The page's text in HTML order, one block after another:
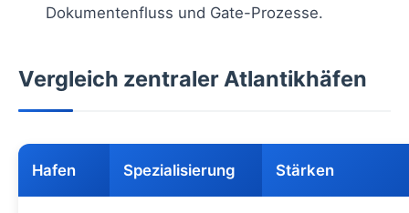
Dokumentenfluss und Gate-Prozesse.
Vergleich zentraler Atlantikhäfen
Hafen Spezialisierung Stärken